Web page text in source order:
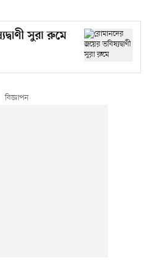
সুরা রুমে